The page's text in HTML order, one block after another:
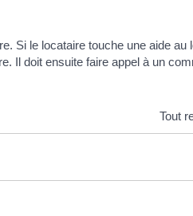
Si le locataire touche une aide au
Il doit ensuite faire appel à un
Tout